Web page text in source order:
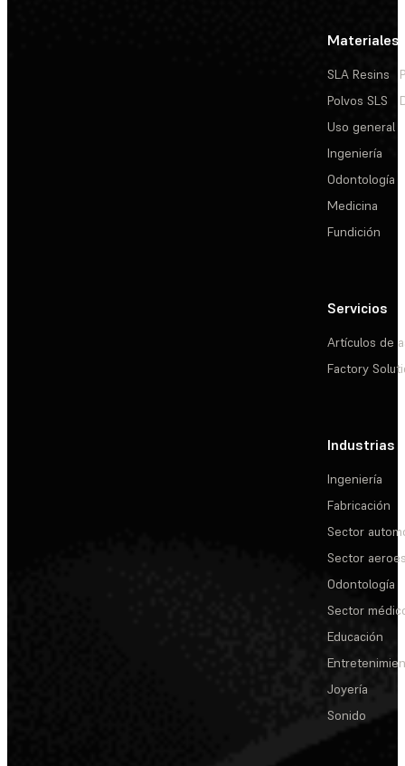
Materiales
SLA Resins
Polvos SLS
Uso general
Ingeniería
Odontología
Medicina
Fundición
Servicios
Artículos de
Factory
Industrias
Ingeniería
Fabricación
Sector
Sector
Odontología
Sector
Educación
Joyería
Sonido